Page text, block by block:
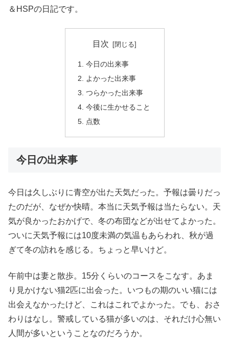
＆HSPの日記です。
目次
今日の出来事
よかった出来事
つらかった出来事
今後に生かせること
点数
今日の出来事
今日は久しぶりに青空が出た天気だった。予報は曇りだっ
たのだが、なぜか快晴。本当に天気予報は当たらない。天
気が良かったおかげで、冬の布団などが出せてよかった。
ついに天気予報には10度未満の気温もあらわれ、秋が過
ぎて冬の訪れを感じる。ちょっと早いけど。
午前中は妻と散歩。15分くらいのコースをこなす。あま
り見かけない猫2匹に出会った。いつもの期のいい猫には
出会えなかったけど、これはこれでよかった。でも、おさ
わりはなし。警戒している猫が多いのは、それだけ心無い
人間が多いということなのだろうか。